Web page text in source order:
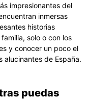
impresionantes del
inmersas
historias
solo o con los
y conocer un poco el
alucinantes de España.
puedas